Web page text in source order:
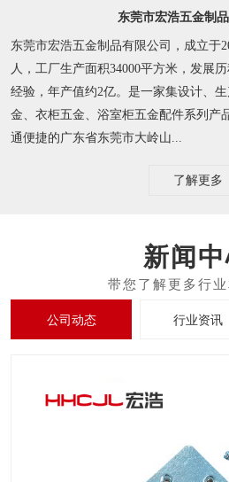
东莞市宏浩五金制
东莞市宏浩五金制品有限公司，成立于
人，工厂生产面积34000平方米，发展
经验，年产值约2亿。是一家集设计、
金、衣柜五金、浴室柜五金配件系列产
通便捷的广东省东莞市大岭山...
了解更多
新闻
公司动态 行业资讯